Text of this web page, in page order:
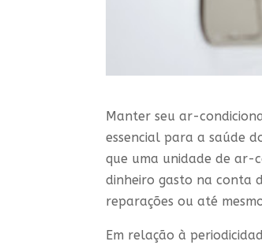
Manter seu ar-
essencial para a saúde
que uma unidade de ar-
dinheiro gasto na conta
reparações ou até
Em relação à